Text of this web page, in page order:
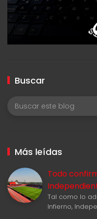
Buscar
Más leídas
Todo
Tal como lo
Infierno,